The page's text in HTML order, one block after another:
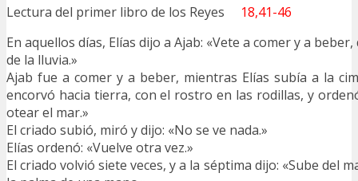
Lectura del primer libro de los Reyes 18,41-46
En aquellos días, Elías dijo a Ajab: «Vete a comer y a
de la lluvia.»
Ajab fue a comer y a beber, mientras Elías subía a la
encorvó hacia tierra, con el rostro en las rodillas, y
otear el mar.»
El criado subió, miró y dijo: «No se ve nada.»
Elías ordenó: «Vuelve otra vez.»
El criado volvió siete veces, y a la séptima dijo: «Sube del